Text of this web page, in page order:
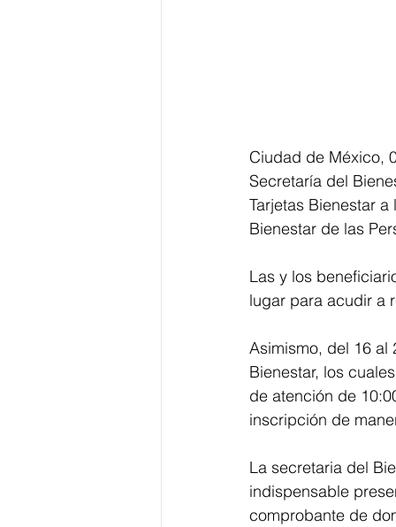
Ciudad de México,
Secretaría del
Tarjetas Bienestar
Bienestar de las
Las y los
lugar para acudir a
Asimismo, del 16 al
Bienestar, los
de atención de
inscripción de
La secretaria del
indispensable
comprobante de